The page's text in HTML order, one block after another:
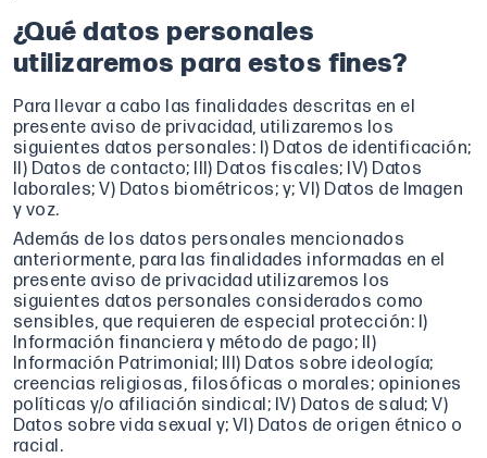
¿Qué datos personales
utilizaremos para estos fines?
Para llevar a cabo las finalidades descritas en el
presente aviso de privacidad, utilizaremos los
siguientes datos personales: I) Datos de identificación;
II) Datos de contacto; III) Datos fiscales; IV) Datos
laborales; V) Datos biométricos; y; VI) Datos de Imagen
y voz.
Además de los datos personales mencionados
anteriormente, para las finalidades informadas en el
presente aviso de privacidad utilizaremos los
siguientes datos personales considerados como
sensibles, que requieren de especial protección: I)
Información financiera y método de pago; II)
Información Patrimonial; III) Datos sobre ideología;
creencias religiosas, filosóficas o morales; opiniones
políticas y/o afiliación sindical; IV) Datos de salud; V)
Datos sobre vida sexual y; VI) Datos de origen étnico o
racial.